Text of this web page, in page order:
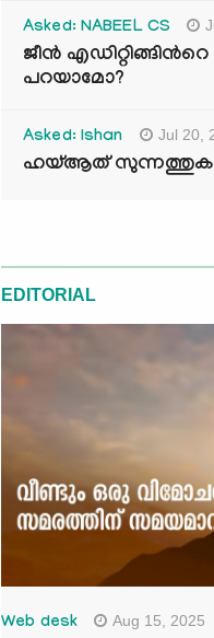
Asked: NABEEL CS
ജീൻ
പറയാമോ?
Asked: Ishan Jul 20,
ഹയ്ആത്
EDITORIAL
Web desk Aug 15, 2025